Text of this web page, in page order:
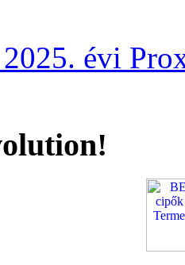
évi